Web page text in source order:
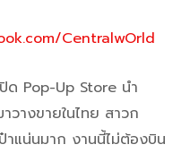
CentralwOrld
ด Pop-Up Store นำ
วางขายในไทย สาวก
าแน่นมาก งานนี้ไม่ต้องบิน